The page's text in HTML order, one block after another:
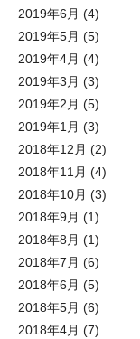
2019年6月 (4)
2019年5月 (5)
2019年4月 (4)
2019年3月 (3)
2019年2月 (5)
2019年1月 (3)
2018年12月 (2)
2018年11月 (4)
2018年10月 (3)
2018年9月 (1)
2018年8月 (1)
2018年7月 (6)
2018年6月 (5)
2018年5月 (6)
2018年4月 (7)